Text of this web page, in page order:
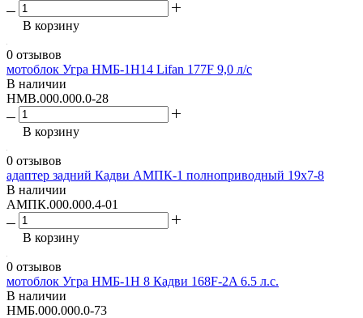
В корзину
0 отзывов
мотоблок Угра НМБ-1Н14 Lifan 177F 9,0 л/с
В наличии
НМВ.000.000.0-28
В корзину
0 отзывов
адаптер задний Кадви АМПК-1 полноприводный 19х7-8
В наличии
АМПК.000.000.4-01
В корзину
0 отзывов
мотоблок Угра НМБ-1Н 8 Кадви 168F-2A 6.5 л.с.
В наличии
НМБ.000.000.0-73